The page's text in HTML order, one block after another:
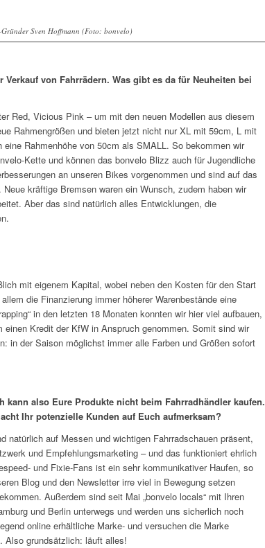
Sven Hoffmann (Foto: bonvelo)
von Fahrrädern. Was gibt es da für Neuheiten bei
Red, Vicious Pink – um mit den neuen Modellen aus diesem
Rahmengrößen und bieten jetzt nicht nur XL mit 59cm, L mit
Rahmenhöhe von 50cm als SMALL. So bekommen wir
Kette und können das bonvelo Blizz auch für Jugendliche
an unseren Bikes vorgenommen und sind auf das
kräftige Bremsen waren ein Wunsch, zudem haben wir
Aber das sind natürlich alles Entwicklungen, die
mit eigenem Kapital, wobei neben den Kosten für den Start
die Finanzierung immer höherer Warenbestände eine
in den letzten 18 Monaten konnten wir hier viel aufbauen,
einen Kredit der KfW in Anspruch genommen. Somit sind wir
in der Saison möglichst immer alle Farben und Größen sofort
kann also Eure Produkte nicht beim Fahrradhändler kaufen.
Ihr potenzielle Kunden auf Euch aufmerksam?
natürlich auf Messen und wichtigen Fahrradschauen präsent,
und Empfehlungsmarketing – und das funktioniert ehrlich
und Fixie-Fans ist ein sehr kommunikativer Haufen, so
Blog und den Newsletter irre viel in Bewegung setzen
Außerdem sind seit Mai „bonvelo locals“ mit Ihren
und Berlin unterwegs und werden uns sicherlich noch
online erhältliche Marke- und versuchen die Marke
Also grundsätzlich: läuft alles!